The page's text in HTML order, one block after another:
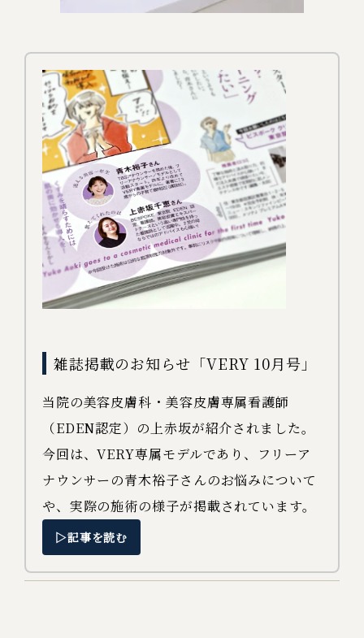
雑誌掲載のお知らせ「VERY 10月号」
当院の美容皮膚科・美容皮膚専属看護師
（EDEN認定）の上赤坂が紹介されました。
今回は、VERY専属モデルであり、フリーア
ナウンサーの青木裕子さんのお悩みについて
や、実際の施術の様子が掲載されています。
▷記事を読む